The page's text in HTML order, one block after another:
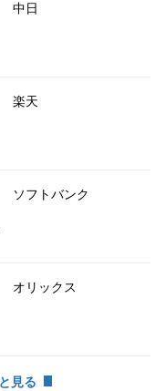
中日
楽天
ソフトバンク
オリックス
見る